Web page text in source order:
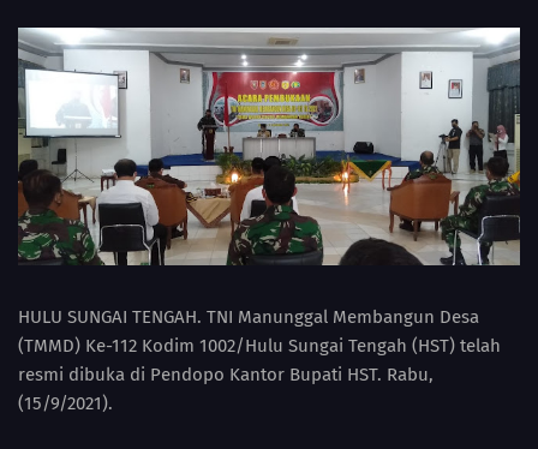
HULU SUNGAI TENGAH. TNI Manunggal Membangun Desa
(TMMD) Ke-112 Kodim 1002/Hulu Sungai Tengah (HST) telah
resmi dibuka di Pendopo Kantor Bupati HST. Rabu,
(15/9/2021).